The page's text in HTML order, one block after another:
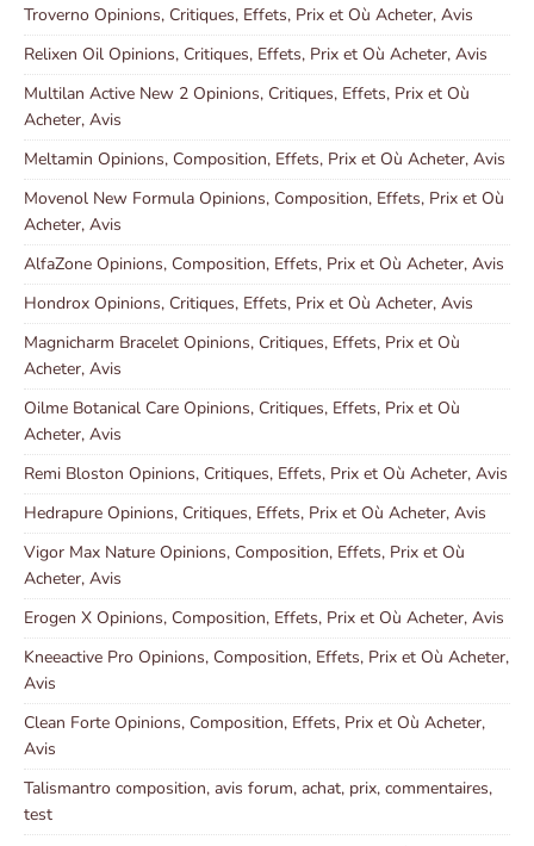
Troverno Opinions, Critiques, Effets, Prix et Où Acheter, Avis
Relixen Oil Opinions, Critiques, Effets, Prix et Où Acheter, Avis
Multilan Active New 2 Opinions, Critiques, Effets, Prix et Où
Acheter, Avis
Meltamin Opinions, Composition, Effets, Prix et Où Acheter, Avis
Movenol New Formula Opinions, Composition, Effets, Prix et Où
Acheter, Avis
AlfaZone Opinions, Composition, Effets, Prix et Où Acheter, Avis
Hondrox Opinions, Critiques, Effets, Prix et Où Acheter, Avis
Magnicharm Bracelet Opinions, Critiques, Effets, Prix et Où
Acheter, Avis
Oilme Botanical Care Opinions, Critiques, Effets, Prix et Où
Acheter, Avis
Remi Bloston Opinions, Critiques, Effets, Prix et Où Acheter, Avis
Hedrapure Opinions, Critiques, Effets, Prix et Où Acheter, Avis
Vigor Max Nature Opinions, Composition, Effets, Prix et Où
Acheter, Avis
Erogen X Opinions, Composition, Effets, Prix et Où Acheter, Avis
Kneeactive Pro Opinions, Composition, Effets, Prix et Où Acheter,
Avis
Clean Forte Opinions, Composition, Effets, Prix et Où Acheter,
Avis
Talismantro composition, avis forum, achat, prix, commentaires,
test